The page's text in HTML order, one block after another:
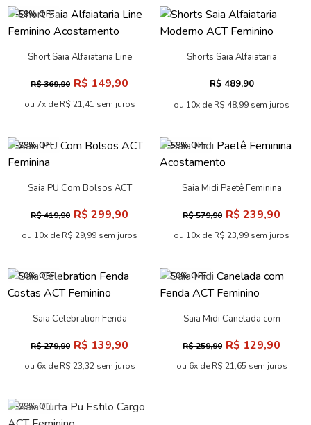
-59% OFF
Short Saia Alfaiataria Line
R$ 369,90 R$ 149,90
ou 7x de R$ 21,41 sem juros
Shorts Saia Alfaiataria
R$ 489,90
ou 10x de R$ 48,99 sem juros
-29% OFF
Saia PU Com Bolsos ACT
R$ 419,90 R$ 299,90
ou 10x de R$ 29,99 sem juros
-59% OFF
Saia Midi Paetê Feminina
R$ 579,90 R$ 239,90
ou 10x de R$ 23,99 sem juros
-50% OFF
Saia Celebration Fenda
R$ 279,90 R$ 139,90
ou 6x de R$ 23,32 sem juros
-50% OFF
Saia Midi Canelada com
R$ 259,90 R$ 129,90
ou 6x de R$ 21,65 sem juros
-29% OFF